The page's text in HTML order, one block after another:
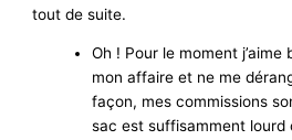
tout de suite.
Oh ! Pour le moment
mon affaire et ne me
façon, mes commissions
sac est suffisamment lourd